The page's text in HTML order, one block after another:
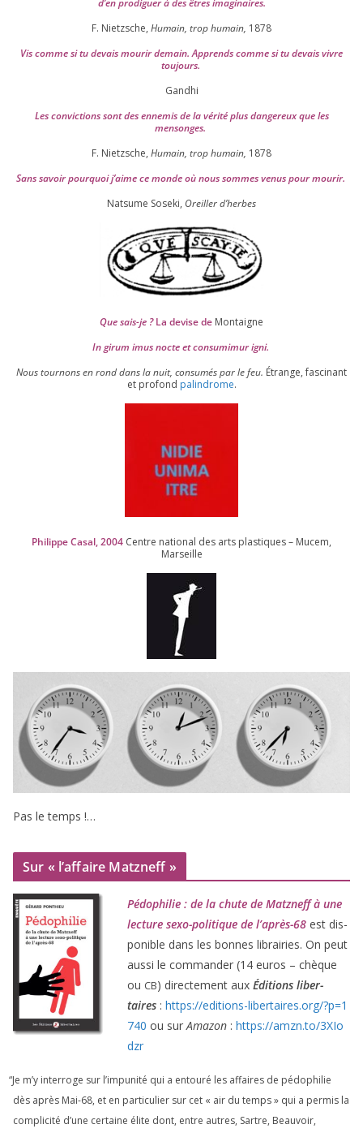
F. Nietzsche, Humain, trop humain, 1878
Vis comme si tu devais mou­rir demain. Apprends comme si tu devais vivre
toujours.
Gandhi
Les convic­tions sont des enne­mis de la véri­té plus dan­ge­reux que les
mensonges.
F. Nietzsche, Humain, trop humain, 1878
Sans savoir pour­quoi j’aime ce monde où nous sommes venus pour mourir.
Natsume Soseki, Oreiller d’herbes
Que sais-je ?La devise de Montaigne
In girum imus nocte et consu­mi­mur igni.
Nous tour­nons en rond dans la nuit, consu­més par le feu. Étrange, fas­ci­nant
et pro­fond palin­drome.
Philippe Casal,2004 Centre natio­nal des arts plas­tiques – Mucem,
Marseille
Pas le temps !…
Sur « l’affaire Matzneff »
Pédophilie : de la chute de Matzneff à une
lec­ture sexo-poli­tique de l’après-68 est dis­
po­nible dans les bonnes librai­ries. On peut
aus­si le com­man­der (14 euros – chèque
ou CB) direc­te­ment aux Éditions liber­
taires : https://​edi​tions​-liber​taires​.org/​?​p​=​1
740 ou surAmazon : https://​amzn​.to/​3​X​I​o​
dzr
“Je m’y inter­roge sur l’impunité qui a entou­ré les affaires de pédo­phi­lie
dès après Mai-68, et en par­ti­cu­lier sur cet « air du temps » qui a per­mis la
com­pli­ci­té d’une cer­taine élite dont, entre autres, Sartre, Beauvoir,